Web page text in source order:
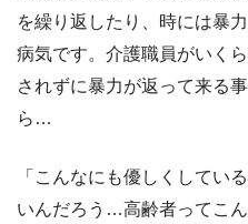
を繰り返したり、時には暴
病気です。介護職員がいく
されずに暴力が返って来る
ら…
「こんなにも優しくしてい
いんだろう…高齢者ってこ